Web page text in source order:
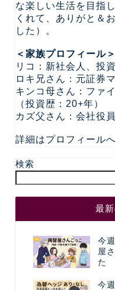
な楽しい生活を目指
くれて、ありがと＆
した）。
＜家族プロフィール＞
リコ：新社会人、投
ロキ兄さん：元証券
キンコ母さん：ファ
（投資歴：20+年）
カズ父さん：会社役
詳細はプロフィールへ
検索
最
今
屋
た
今